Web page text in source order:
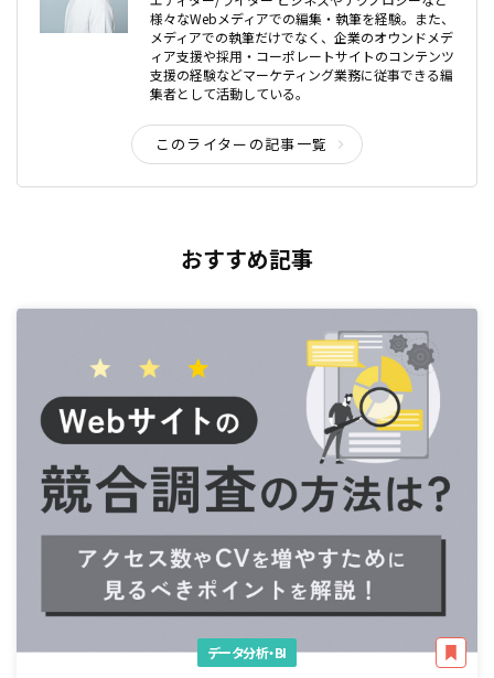
様々なWebメディアでの編集・執筆を経験。また、
メディアでの執筆だけでなく、企業のオウンドメデ
ィア支援や採用・コーポレートサイトのコンテンツ
支援の経験などマーケティング業務に従事できる編
集者として活動している。
このライターの記事一覧
おすすめ記事
データ分析・BI